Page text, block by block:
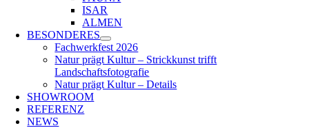
ISAR
ALMEN
BESONDERES
Fachwerkfest 2026
Natur prägt Kultur – Strickkunst trifft
Landschaftsfotografie
Natur prägt Kultur – Details
SHOWROOM
REFERENZ
NEWS